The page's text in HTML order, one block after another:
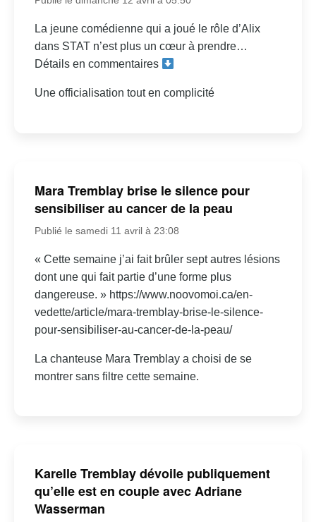
La jeune comédienne qui a joué le rôle d’Alix
dans STAT n’est plus un cœur à prendre…
Détails en commentaires
Une officialisation tout en complicité
Mara Tremblay brise le silence pour
sensibiliser au cancer de la peau
Publié le samedi 11 avril à 23:08
« Cette semaine j’ai fait brûler sept autres lésions
dont une qui fait partie d’une forme plus
dangereuse. » https://www.noovomoi.ca/en-
vedette/article/mara-tremblay-brise-le-silence-
pour-sensibiliser-au-cancer-de-la-peau/
La chanteuse Mara Tremblay a choisi de se
montrer sans filtre cette semaine.
Karelle Tremblay dévoile publiquement
qu’elle est en couple avec Adriane
Wasserman